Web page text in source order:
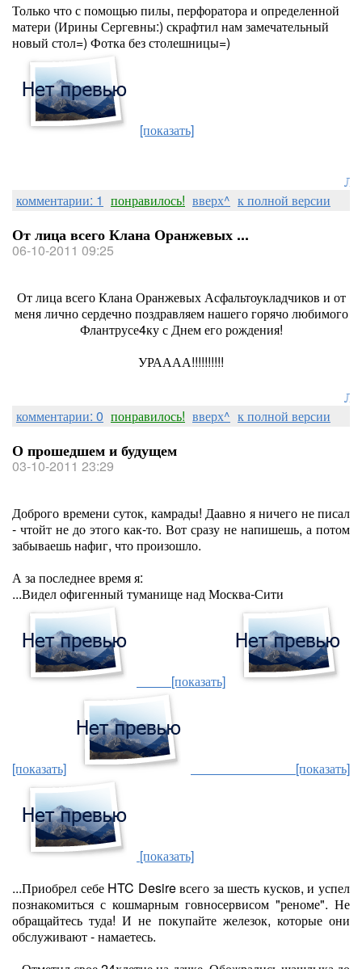
Только что с помощью пилы, перфоратора и определенной
матери (Ирины Сергевны:) скрафтил нам замечательный
новый стол=) Фотка без столешницы=)
[показать]
комментарии: 1 понравилось! вверх^ к полной версии
От лица всего Клана Оранжевых ...
06-10-2011 09:25
От лица всего Клана Оранжевых Асфальтоукладчиков и от
меня лично сердечно поздравляем нашего горячо любимого
Флантрусе4ку с Днем его рождения!
УРАААА!!!!!!!!!!
комментарии: 0 понравилось! вверх^ к полной версии
О прошедшем и будущем
03-10-2011 23:29
Доброго времени суток, камрады! Даавно я ничего не писал
- чтойт не до этого как-то. Вот сразу не напишешь, а потом
забываешь нафиг, что произошло.
А за последнее время я:
...Видел офигенный туманище над Москва-Сити
[показать]
[показать] [показать]
[показать]
...Приобрел себе HTC Desire всего за шесть кусков, и успел
познакомиться с кошмарным говносервисом "реноме". Не
обращайтесь туда! И не покупайте железок, которые они
обслуживают - намаетесь.